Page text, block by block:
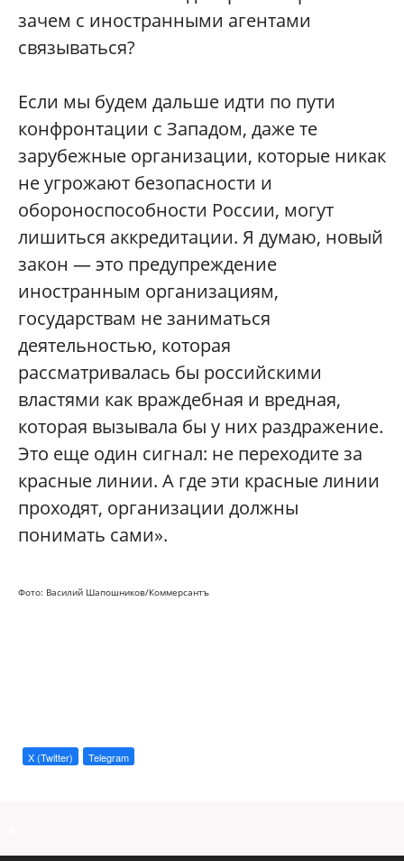
зачем с иностранными агентами
связываться?
Если мы будем дальше идти по пути
конфронтации с Западом, даже те
зарубежные организации, которые никак
не угрожают безопасности и
обороноспособности России, могут
лишиться аккредитации. Я думаю, новый
закон — это предупреждение
иностранным организациям,
государствам не заниматься
деятельностью, которая
рассматривалась бы российскими
властями как враждебная и вредная,
которая вызывала бы у них раздражение.
Это еще один сигнал: не переходите за
красные линии. А где эти красные линии
проходят, организации должны
понимать сами».
Фото: Василий Шапошников/Коммерсантъ
X (Twitter) Telegram